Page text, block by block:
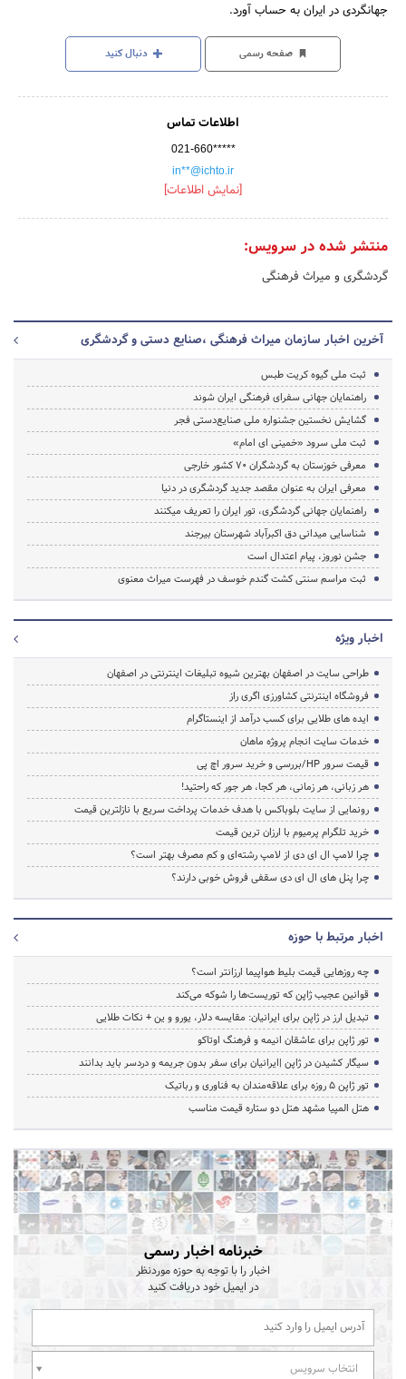
جهانگردی در ایران به حساب آورد.
صفحه رسمی دنبال کنید
اطلاعات تماس
021-660*****
in**@ichto.ir
[نمایش اطلاعات]
منتشر شده در سرویس:
گردشگری و میراث فرهنگی
آخرین اخبار سازمان میراث فرهنگی ،صنایع دستی و گردشگری
ثبت ملی گیوه کریت طبس
راهنمایان جهانی سفرای فرهنگی ایران شوند
گشایش نخستین جشنواره ملی صنایع‌دستی فجر
ثبت ملی سرود «خمینی ای امام»
معرفی خوزستان به گردشگران 70 کشور خارجی
معرفی ایران به عنوان مقصد جدید گردشگری در دنیا
راهنمایان جهانی گردشگری، تور ایران را تعریف میکنند
شناسایی میدانی دق اکبرآباد شهرستان بیرجند
جشن نوروز، پیام اعتدال است
ثبت مراسم سنتی کشت گندم خوسف در فهرست میراث معنوی
اخبار ویژه
طراحی سایت در اصفهان بهترین شیوه تبلیغات اینترنتی در اصفهان
فروشگاه اینترنتی کشاورزی اگری راز
ایده های طلایی برای کسب درآمد از اینستاگرام
خدمات سایت انجام پروژه ماهان
قیمت سرور HP/بررسی و خرید سرور اچ پی
هر زبانی، هر زمانی، هر کجا، هر جور که راحتید!
رونمایی از سایت بلوباکس با هدف خدمات پرداخت سریع با نازلترین قیمت
خرید تلگرام پرمیوم با ارزان ترین قیمت
چرا لامپ ال ای دی از لامپ رشته‌ای و کم مصرف بهتر است؟
چرا پنل های ال ای دی سقفی فروش خوبی دارند؟
اخبار مرتبط با حوزه
چه روزهایی قیمت بلیط هواپیما ارزانتر است؟
قوانین عجیب ژاپن که توریست‌ها را شوکه می‌کند
تبدیل ارز در ژاپن برای ایرانیان: مقایسه دلار، یورو و ین + نکات طلایی
تور ژاپن برای عاشقان انیمه و فرهنگ اوتاکو
سیگار کشیدن در ژاپن |ایرانیان برای سفر بدون جریمه و دردسر باید بدانند
تور ژاپن ۵ روزه برای علاقه‌مندان به فناوری و رباتیک
هتل المپیا مشهد هتل دو ستاره قیمت مناسب
خبرنامه اخبار رسمی
اخبار را با توجه به حوزه موردنظر
در ایمیل خود دریافت کنید
انتخاب سرویس